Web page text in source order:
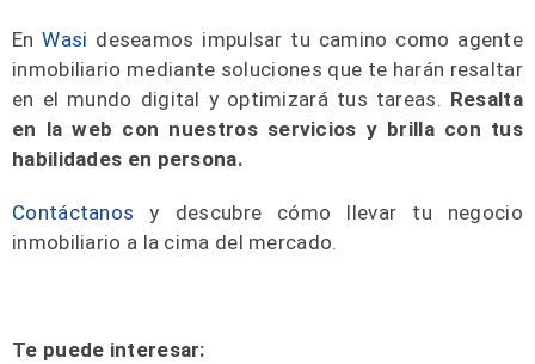
EnWasi deseamos impulsar tu camino como agente
inmobiliario mediante soluciones que te harán resaltar
en el mundo digital y optimizará tus tareas. Resalta
en la web con nuestros servicios y brilla con tus
habilidades en persona.
Contáctanos y descubre cómo llevar tu negocio
inmobiliario a la cima del mercado.
Te puede interesar: